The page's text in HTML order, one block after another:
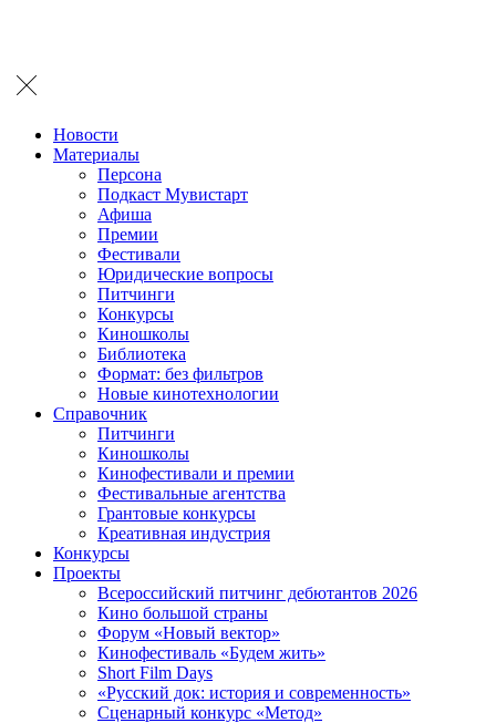
Новости
Материалы
Персона
Подкаст Мувистарт
Афиша
Премии
Фестивали
Юридические вопросы
Питчинги
Конкурсы
Киношколы
Библиотека
Формат: без фильтров
Новые кинотехнологии
Справочник
Питчинги
Киношколы
Кинофестивали и премии
Фестивальные агентства
Грантовые конкурсы
Креативная индустрия
Конкурсы
Проекты
Всероссийский питчинг дебютантов 2026
Кино большой страны
Форум «Новый вектор»
Кинофестиваль «Будем жить»
Short Film Days
«Русский док: история и современность»
Сценарный конкурс «Метод»